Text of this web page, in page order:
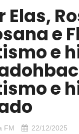
e
e
e
FM 22/12/2025